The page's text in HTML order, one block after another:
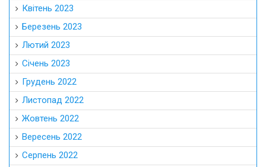
Квітень 2023
Березень 2023
Лютий 2023
Січень 2023
Грудень 2022
Листопад 2022
Жовтень 2022
Вересень 2022
Серпень 2022